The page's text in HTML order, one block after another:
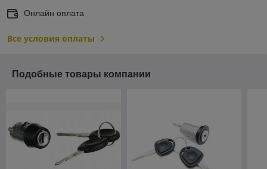
Онлайн оплата
Все условия оплаты
Подобные товары компании